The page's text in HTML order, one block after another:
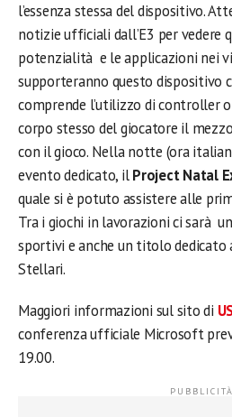
l’essenza stessa del dispositivo.
notizie ufficiali dall’E3 per vedere
potenzialità e le applicazioni nei
supporteranno questo dispositivo
comprende l’utilizzo di controller
corpo stesso del giocatore il
con il gioco. Nella notte (ora
evento dedicato, ilProject Natal
quale si è potuto assistere alle
Tra i giochi in lavorazioni ci sarà
sportivi e anche un titolo dedicato
Stellari.
Maggiori informazioni sul sito di
conferenza ufficiale Microsoft
19.00.